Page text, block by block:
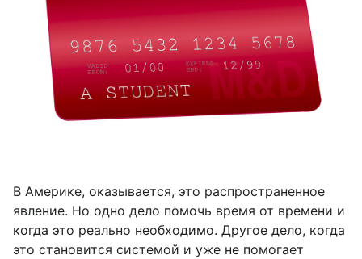
В Америке, оказывается, это распространенное
явление. Но одно дело помочь время от времени и
когда это реально необходимо. Другое дело, когда
это становится системой и уже не помогает